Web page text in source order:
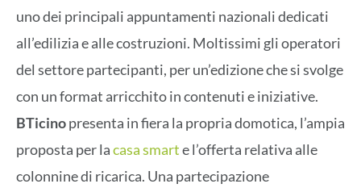
uno dei principali appuntamenti nazionali dedicati
all’edilizia e alle costruzioni. Moltissimi gli operatori
del settore partecipanti, per un’edizione che si svolge
con un format arricchito in contenuti e iniziative.
BTicinopresenta in fiera la propria domotica, l’ampia
proposta per lacasa smarte l’offerta relativa alle
colonnine di ricarica. Una partecipazione